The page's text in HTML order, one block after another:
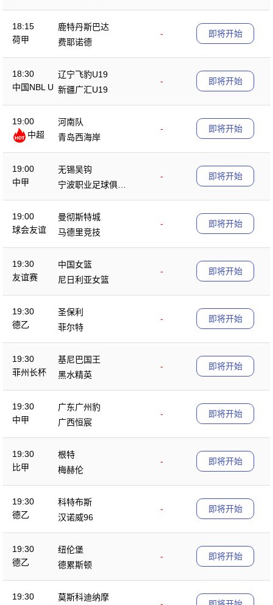
18:15
荷甲
鹿特丹斯巴达
-
费耶诺德
即将开始
18:30
中国NBL U
辽宁飞豹U19
-
新疆广汇U19
即将开始
19:00
中超
河南队
-
青岛西海岸
即将开始
19:00
中甲
无锡吴钩
-
宁波职业足球俱乐
部
即将开始
19:00
球会友谊
曼彻斯特城
-
马德里竞技
即将开始
19:30
友谊赛
中国女篮
-
尼日利亚女篮
即将开始
19:30
德乙
圣保利
-
菲尔特
即将开始
19:30
菲州长杯
基尼巴国王
-
黑水精英
即将开始
19:30
中甲
广东广州豹
-
广西恒宸
即将开始
19:30
比甲
根特
-
梅赫伦
即将开始
19:30
德乙
科特布斯
-
汉诺威96
即将开始
19:30
德乙
纽伦堡
-
德累斯顿
即将开始
19:30
莫斯科迪纳摩